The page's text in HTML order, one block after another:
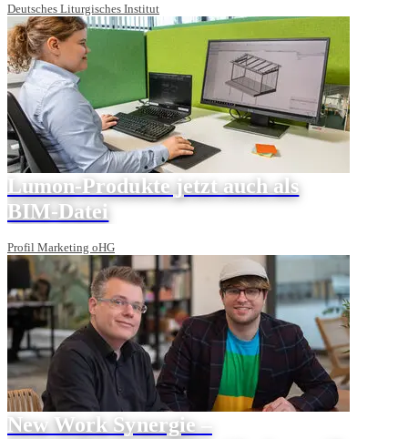
Deutsches Liturgisches Institut
Lumon-Produkte jetzt auch als
BIM-Datei
Profil Marketing oHG
New Work Synergie ‒